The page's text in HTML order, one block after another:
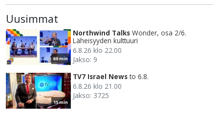
Uusimmat
60 min
Northwind Talks Wonder, osa 2/6.
Läheisyyden kulttuuri
6.8.26 klo 22.00
Jakso: 9
15 min
TV7 Israel News to 6.8.
6.8.26 klo 21.00
Jakso: 3725